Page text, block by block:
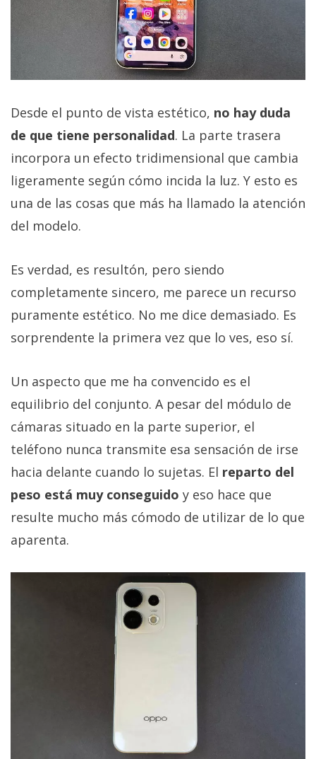
Desde el punto de vista estético, no hay duda
de que tiene personalidad. La parte trasera
incorpora un efecto tridimensional que cambia
ligeramente según cómo incida la luz. Y esto es
una de las cosas que más ha llamado la atención
del modelo.
Es verdad, es resultón, pero siendo
completamente sincero, me parece un recurso
puramente estético. No me dice demasiado. Es
sorprendente la primera vez que lo ves, eso sí.
Un aspecto que me ha convencido es el
equilibrio del conjunto. A pesar del módulo de
cámaras situado en la parte superior, el
teléfono nunca transmite esa sensación de irse
hacia delante cuando lo sujetas. El reparto del
peso está muy conseguido y eso hace que
resulte mucho más cómodo de utilizar de lo que
aparenta.